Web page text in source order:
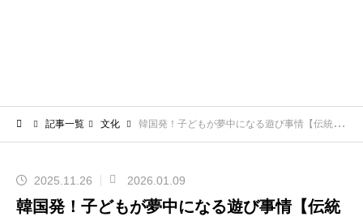
記事一覧 文化 韓国発！子どもが夢中になる遊び事情【伝統から最新スポットまで】
2025.11.26 2026.01.09
韓国発！子どもが夢中になる遊び事情【伝統